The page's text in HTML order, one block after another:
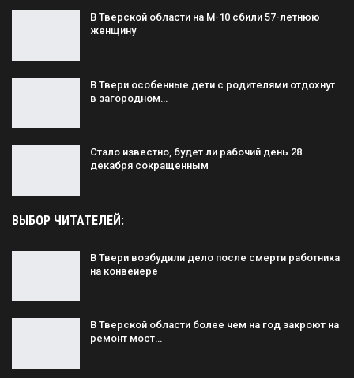
В Тверской области на М-10 сбили 57-летнюю
женщину
В Твери особенные дети с родителями отдохнут
в загородном…
Стало известно, будет ли рабочий день 28
декабря сокращенным
ВЫБОР ЧИТАТЕЛЕЙ:
В Твери возбудили дело после смерти работника
на конвейере
В Тверской области более чем на год закроют на
ремонт мост…